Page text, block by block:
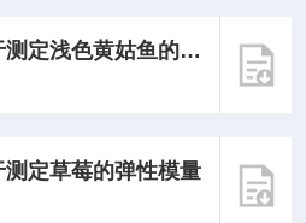
浅色黄姑鱼的质构
定草莓的弹性模量